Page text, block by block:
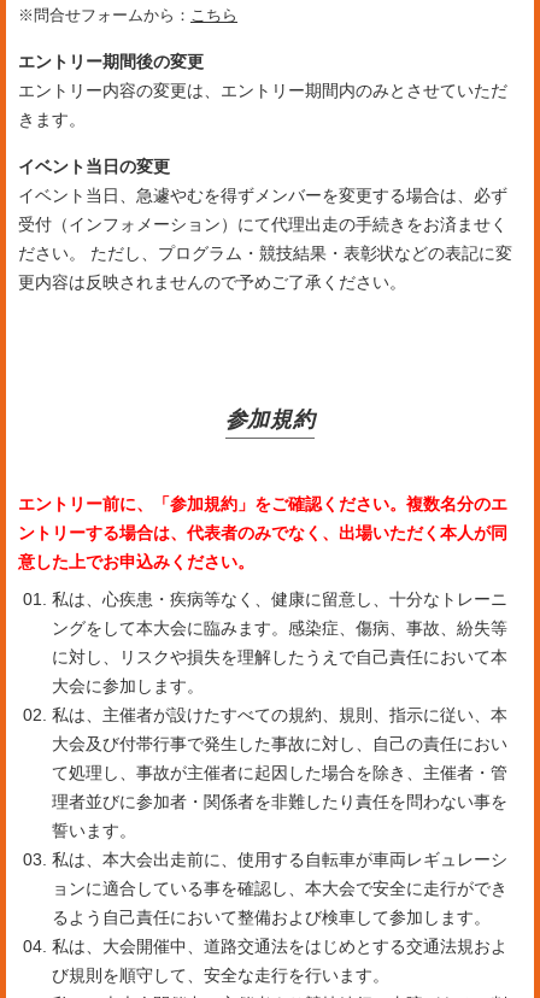
※問合せフォームから： こちら
エントリー期間後の変更
エントリー内容の変更は、エントリー期間内のみとさせていただ
きます。
イベント当日の変更
イベント当日、急遽やむを得ずメンバーを変更する場合は、必ず
受付（インフォメーション）にて代理出走の手続きをお済ませく
ださい。 ただし、プログラム・競技結果・表彰状などの表記に変
更内容は反映されませんので予めご了承ください。
参加規約
エントリー前に、「参加規約」をご確認ください。複数名分のエ
ントリーする場合は、代表者のみでなく、出場いただく本人が同
意した上でお申込みください。
私は、心疾患・疾病等なく、健康に留意し、十分なトレーニ
ングをして本大会に臨みます。感染症、傷病、事故、紛失等
に対し、リスクや損失を理解したうえで自己責任において本
大会に参加します。
私は、主催者が設けたすべての規約、規則、指示に従い、本
大会及び付帯行事で発生した事故に対し、自己の責任におい
て処理し、事故が主催者に起因した場合を除き、主催者・管
理者並びに参加者・関係者を非難したり責任を問わない事を
誓います。
私は、本大会出走前に、使用する自転車が車両レギュレーシ
ョンに適合している事を確認し、本大会で安全に走行ができ
るよう自己責任において整備および検車して参加します。
私は、大会開催中、道路交通法をはじめとする交通法規およ
び規則を順守して、安全な走行を行います。